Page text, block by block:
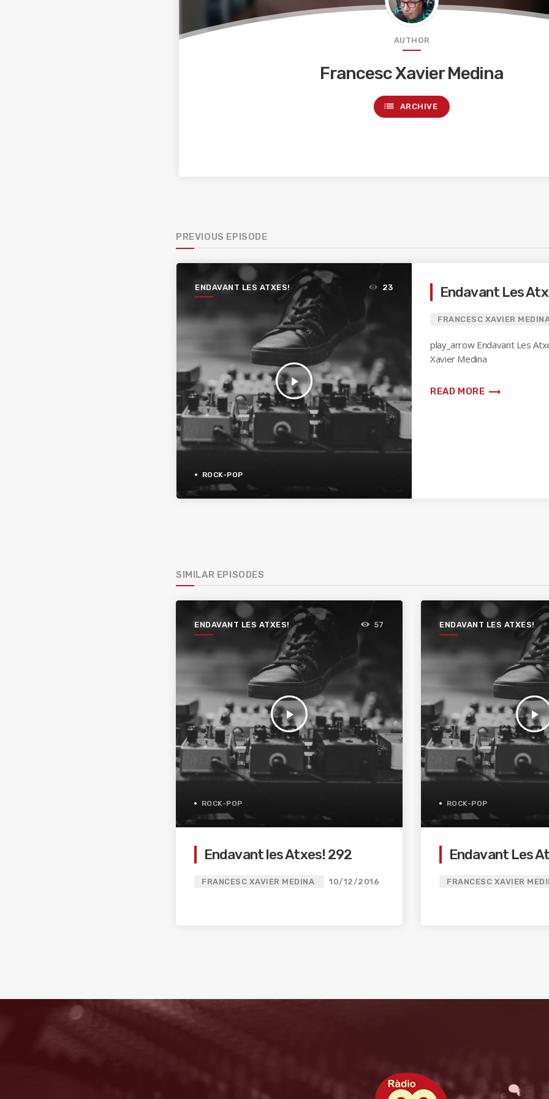
AUTHOR
Francesc Xavier Medina
list ARCHIVE
PREVIOUS EPISODE
ENDAVANT LES ATXES!
play_arrow
23
ROCK-POP
Endavant Les
FRANCESC XAVIER
play_arrow Endavant Les
Xavier Medina
READ MORE trending_flat
SIMILAR EPISODES
ENDAVANT LES ATXES!
play_arrow
57
ROCK-POP
Endavant les Atxes! 292
FRANCESC XAVIER MEDINA 10/12/2016
ENDAVANT LES ATXES!
play_arrow
ROCK-POP
Endavant Les
FRANCESC XAVIER